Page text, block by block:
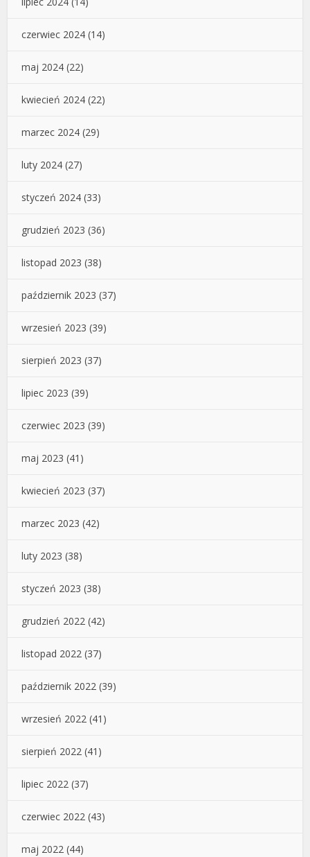
czerwiec 2024 (14)
maj 2024 (22)
kwiecień 2024 (22)
marzec 2024 (29)
luty 2024 (27)
styczeń 2024 (33)
grudzień 2023 (36)
listopad 2023 (38)
październik 2023 (37)
wrzesień 2023 (39)
sierpień 2023 (37)
lipiec 2023 (39)
czerwiec 2023 (39)
maj 2023 (41)
kwiecień 2023 (37)
marzec 2023 (42)
luty 2023 (38)
styczeń 2023 (38)
grudzień 2022 (42)
listopad 2022 (37)
październik 2022 (39)
wrzesień 2022 (41)
sierpień 2022 (41)
lipiec 2022 (37)
czerwiec 2022 (43)
maj 2022 (44)